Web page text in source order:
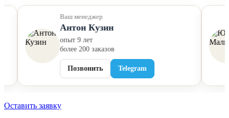
Ваш менеджер
Антон Кузин
опыт 9 лет
более 200 заказов
Позвонить Telegram
Оставить заявку